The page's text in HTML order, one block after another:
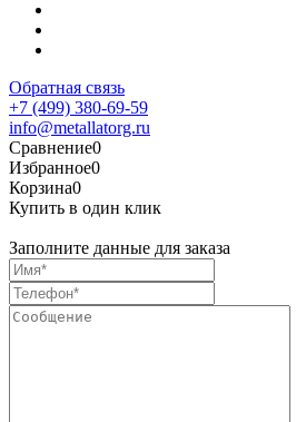
Обратная связь
+7 (499) 380-69-59
info@metallatorg.ru
Сравнение0
Избранное0
Корзина0
Купить в один клик
Заполните данные для заказа